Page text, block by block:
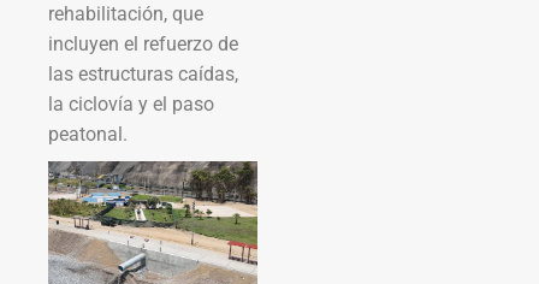
rehabilitación, que
incluyen el refuerzo de
las estructuras caídas,
la ciclovía y el paso
peatonal.